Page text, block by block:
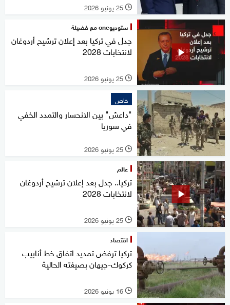
l 25 يونيو 2026
ستوديوone مع فضيلة
جدل في تركيا بعد إعلان ترشيح أردوغان
لانتخابات 2028
l 25 يونيو 2026
خاص
"داعش" بين الانحسار والتمدد الخفي
في سوريا
l 25 يونيو 2026
عالم
تركيا.. جدل بعد إعلان ترشيح أردوغان
لانتخابات 2028
l 25 يونيو 2026
اقتصاد
تركيا ترفض تمديد اتفاق خط أنابيب
كركوك-جيهان بصيغته الحالية
l 16 يونيو 2026